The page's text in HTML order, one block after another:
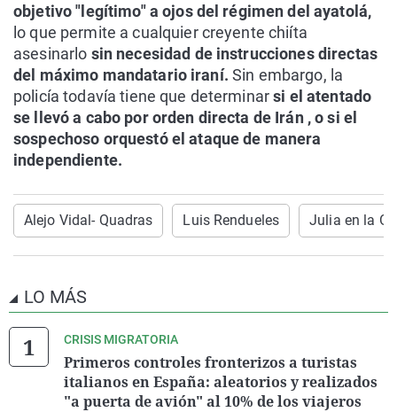
objetivo "legítimo" a ojos del régimen del ayatolá,
lo que permite a cualquier creyente chiíta
asesinarlo sin necesidad de instrucciones directas
del máximo mandatario iraní.Sin embargo, la
policía todavía tiene que determinarsi el atentado
se llevó a cabo por orden directa de Irán , o si el
sospechoso orquestó el ataque de manera
independiente.
Alejo Vidal- Quadras Luis Rendueles Julia en la
LO MÁS
CRISIS MIGRATORIA
Primeros controles fronterizos a turistas
italianos en España: aleatorios y realizados
"a puerta de avión" al 10% de los viajeros